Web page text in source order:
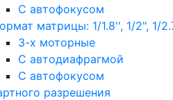
С автофокусом
матрицы: 1/1.8'', 1/2", 1/
3-х моторные
С автодиафрагмой
С автофокусом
разрешения